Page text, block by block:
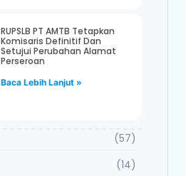
RUPSLB PT AMTB Tetapkan
Komisaris Definitif Dan
Setujui Perubahan Alamat
Perseroan
Baca Lebih Lanjut »
(57)
(14)